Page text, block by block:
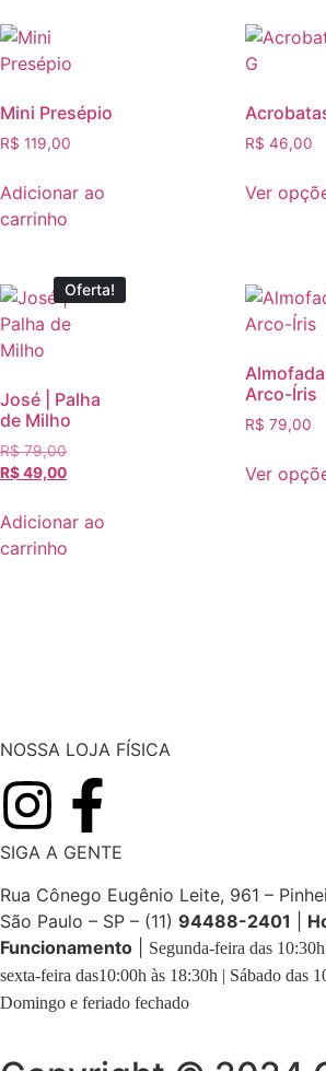
Mini Presépio
R$ 119,00
Adicionar ao
carrinho
R$ 46,00
Ver
Oferta!
José | Palha
de Milho
R$79,00
R$49,00
Adicionar ao
carrinho
Arco-Íris
R$ 79,00
Ver
NOSSA LOJA FÍSICA
SIGA A GENTE
Rua Cônego Eugênio Leite, 961 –
São Paulo – SP – (11) 94488-2401
Funcionamento
Segunda-feira das
sexta-feira das10:00h às 18:30h | Sábado das
Domingo e feriado fechado